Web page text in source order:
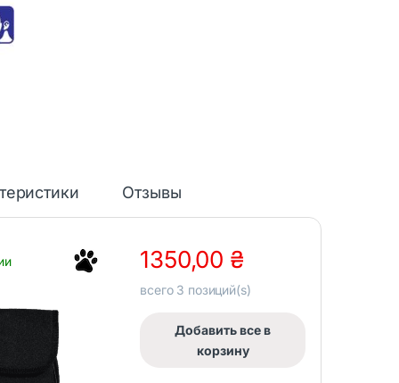
Отзывы
1350,00 ₴
всего 3 позиций(s)
Добавить все в
корзину